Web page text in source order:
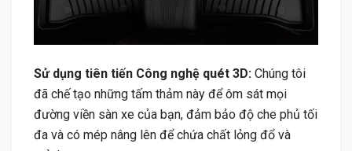
Sử dụng tiên tiến Công nghệ quét 3D: Chúng tôi
đã chế tạo những tấm thảm này để ôm sát mọi
đường viền sàn xe của bạn, đảm bảo độ che phủ tối
đa và có mép nâng lên để chứa chất lỏng đổ và